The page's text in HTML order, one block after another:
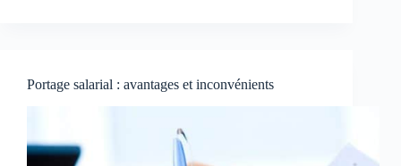
Portage salarial : avantages et inconvénients